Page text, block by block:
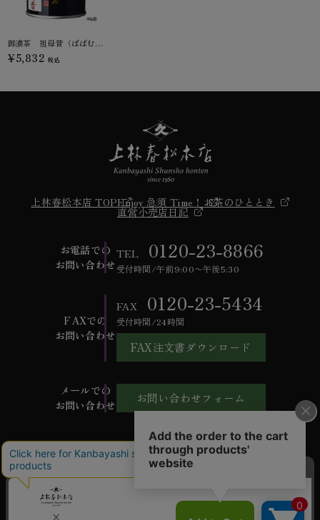
御濃茶 祖母昔（ばばむかし）
¥5,832 税込
上林春松本店 TOPEnjoy 急須 Time！ お茶のひととき
直営小売店日記
お電話での
お問い合わせ
TEL 0120-23-8866
受付時間/午前9:00〜午後5:30
FAXでの
お問い合わせ
FAX 0120-23-5434
受付時間/24時間
FAX注文書ダウンロード
メールでの
お問い合わせ
お問い合わせフォーム
ご利用ガイドよくあるご質問 お問い合わせ
会社概要
ご利用規約